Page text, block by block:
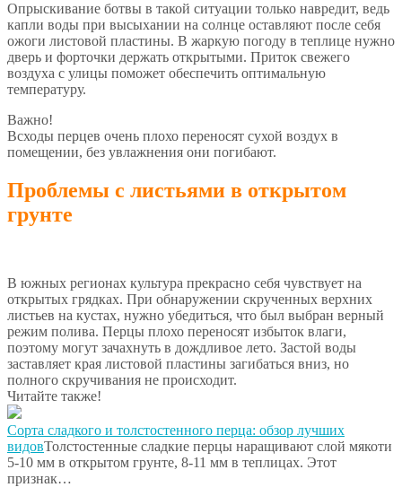
Опрыскивание ботвы в такой ситуации только навредит, ведь
капли воды при высыхании на солнце оставляют после себя
ожоги листовой пластины. В жаркую погоду в теплице нужно
дверь и форточки держать открытыми. Приток свежего
воздуха с улицы поможет обеспечить оптимальную
температуру.
Важно!
Всходы перцев очень плохо переносят сухой воздух в
помещении, без увлажнения они погибают.
Проблемы с листьями в открытом
грунте
В южных регионах культура прекрасно себя чувствует на
открытых грядках. При обнаружении скрученных верхних
листьев на кустах, нужно убедиться, что был выбран верный
режим полива. Перцы плохо переносят избыток влаги,
поэтому могут зачахнуть в дождливое лето. Застой воды
заставляет края листовой пластины загибаться вниз, но
полного скручивания не происходит.
Читайте также!
Сорта сладкого и толстостенного перца: обзор лучших
видовТолстостенные сладкие перцы наращивают слой мякоти
5-10 мм в открытом грунте, 8-11 мм в теплицах. Этот
признак…